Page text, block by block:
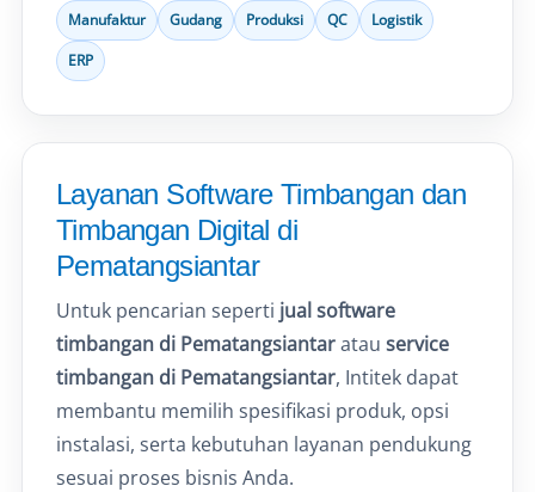
Manufaktur Gudang Produksi QC
Logistik
ERP
Layanan Software Timbangan dan
Timbangan Digital di
Pematangsiantar
Untuk pencarian seperti jual software
timbangan di Pematangsiantaratau service
timbangan di Pematangsiantar, Intitek dapat
membantu memilih spesifikasi produk, opsi
instalasi, serta kebutuhan layanan pendukung
sesuai proses bisnis Anda.